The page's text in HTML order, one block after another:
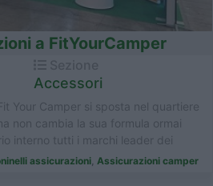
a FitYourCamper
Accessori
Your Camper si sposta nel quartiere
non cambia la sua formula ormai
interno tutti i marchi leader dei
assicurazioni Assicurazioni camper